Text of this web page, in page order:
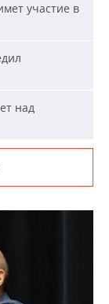
участие в
над